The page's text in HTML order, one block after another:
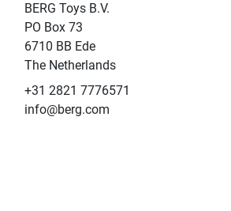
BERG Toys B.V.
​PO Box 73
6710 BB Ede
The Netherlands
+31 2821 7776571
info@berg.com